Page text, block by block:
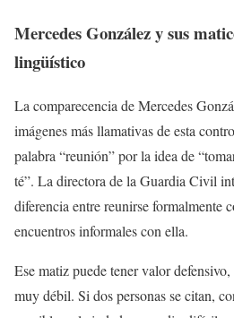
Mercedes González y sus
lingüístico
La comparecencia de Mercedes
imágenes más llamativas de esta
palabra “reunión” por la idea de
té”. La directora de la Guardia Civil
diferencia entre reunirse formalmente
encuentros informales con ella.
Ese matiz puede tener valor
muy débil. Si dos personas se citan,